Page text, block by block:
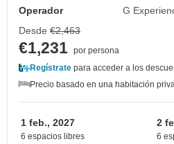
Operador
G
Desde €2,463
€1,231 por persona
Regístrate para acceder a los
Precio basado en una habitación
1 feb., 2027
6 espacios libres
2
6